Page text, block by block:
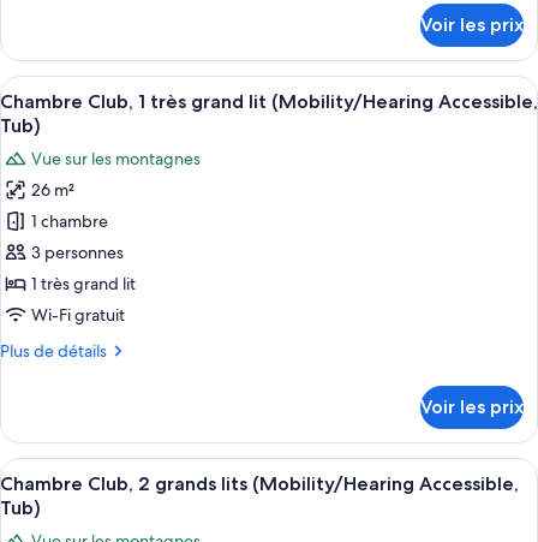
Chambre,
grands
lits
(Mobility/Hearing
Accessible,
Tub)
le
type
de
chambre
Chambre,
2
grands
lits
(Mobility/Hearing
Accessible,
Voir les prix
Afficher
toutes
photos
pour
ce
type
de
chambre :
Club,
grand
lit
(Mobility/Hearing
Accessible,
Literie de qualité supérieure, couette
7
Chambre Club, 1 très grand lit (Mobility/Hearing Accessible,
Tub)
Vue sur les montagnes
26 m²
1 chambre
3 personnes
1 très grand lit
Wi-Fi gratuit
Plus de détails
Plus
le
type
de
chambre
Chambre
Voir les prix
Afficher
toutes
Literie de qualité supérieure, couette
7
Chambre Club, 2 grands lits (Mobility/Hearing Accessible,
Tub)